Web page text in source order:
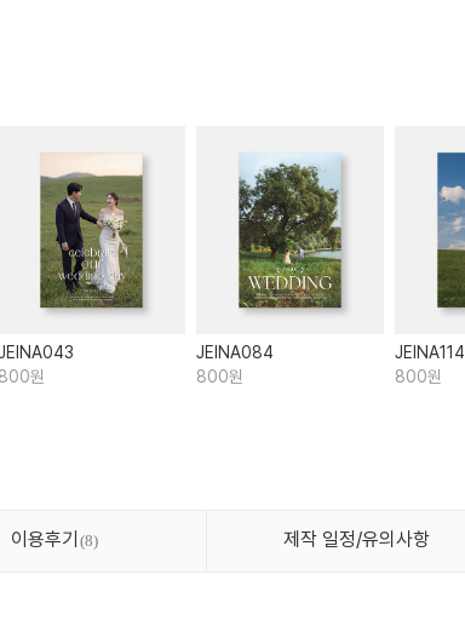
800원
JEINA084
800원
JEINA114
800원
이용후기8 제작 일정/유의사항